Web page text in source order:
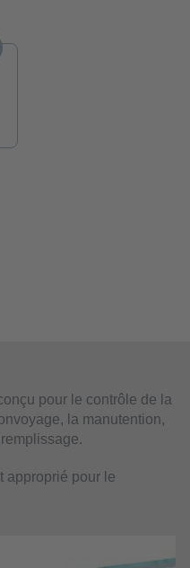
pour le contrôle de la
la manutention,
approprié pour le